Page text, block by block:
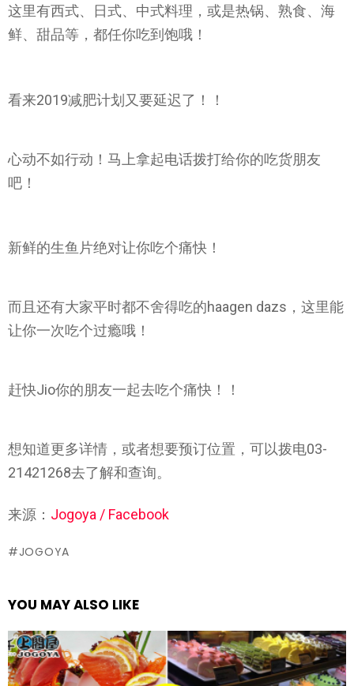
这里有西式、日式、中式料理，或是热锅、熟食、海
鲜、甜品等，都任你吃到饱哦！
看来2019减肥计划又要延迟了！！
心动不如行动！马上拿起电话拨打给你的吃货朋友
吧！
新鲜的生鱼片绝对让你吃个痛快！
而且还有大家平时都不舍得吃的haagen dazs，这里能
让你一次吃个过瘾哦！
赶快Jio你的朋友一起去吃个痛快！！
想知道更多详情，或者想要预订位置，可以拨电03-
21421268去了解和查询。
来源： Jogoya / Facebook
JOGOYA
YOU MAY ALSO LIKE